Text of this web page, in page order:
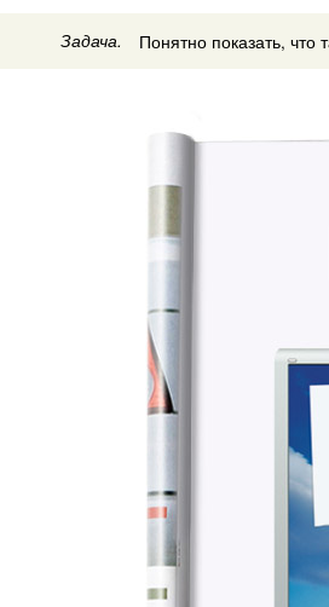
Задача. Понятно показать, что